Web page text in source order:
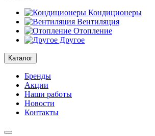
Кондиционеры
Вентиляция
Отопление
Другое
Каталог
Бренды
Акции
Наши работы
Новости
Контакты